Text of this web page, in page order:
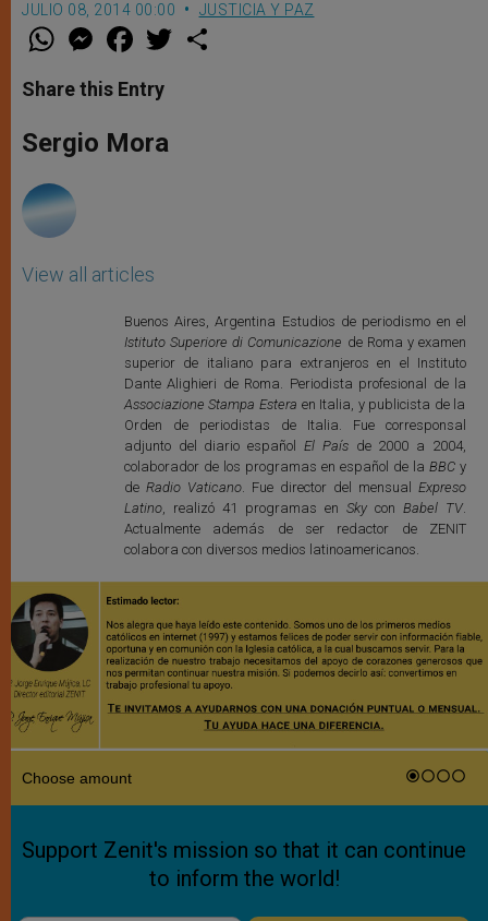
JULIO 08, 2014 00:00 JUSTICIA Y PAZ
W
t
s
p
p
M
e
s
e
g
e
F
a
e
b
o
k
w
Share this Entry
Sergio Mora
View all articles
Buenos Aires, Argentina Estudios de periodismo en el
Istituto Superiore di Comunicazione de Roma y examen
superior de italiano para extranjeros en el Instituto
Dante Alighieri de Roma. Periodista profesional de la
Associazione Stampa Estera en Italia, y publicista de la
Orden de periodistas de Italia. Fue corresponsal
adjunto del diario españolEl Paísde 2000 a 2004,
colaborador de los programas en español de la BBCy
de Radio Vaticano. Fue director del mensualExpreso
Latino, realizó 41 programas en Skycon Babel TV.
Actualmente además de ser redactor de ZENIT
colabora con diversos medios latinoamericanos.